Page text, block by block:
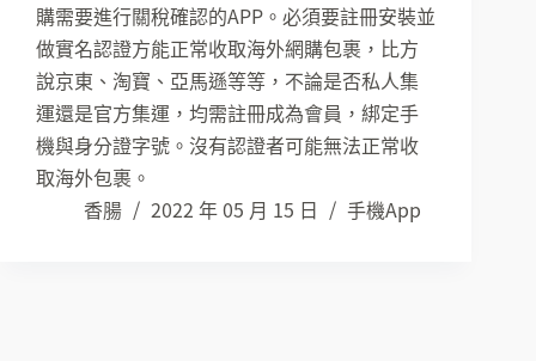
購需要進行關稅確認的APP。必須要註冊安裝並
做實名認證方能正常收取海外網購包裹，比方
說京東、淘寶、亞馬遜等等，不論是否私人集
運還是官方集運，均需註冊成為會員，綁定手
機與身分證字號。沒有認證者可能無法正常收
取海外包裹。
香腸
2022 年 05 月 15 日 手機App